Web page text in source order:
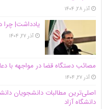
آذر ۲۸, ۱۴۰۴
یادداشت| چرا
آذر ۲۷, ۱۴۰۴
مصائب دستگاه قضا در مواجهه با
آذر ۲۷, ۱۴۰۴
اصلی‌ترین مطالبات دانشجویان
دانشگاه آز‌اد